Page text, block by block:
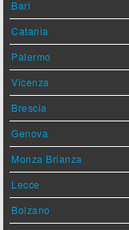
Bari
Catania
Palermo
Vicenza
Brescia
Genova
Monza Brianza
Lecce
Bolzano